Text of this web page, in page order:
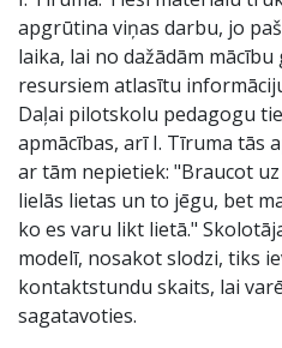
apgrūtina viņas darbu, jo
laika, lai no dažādām
resursiem atlasītu
Daļai pilotskolu pedagogu
apmācības, arī I. Tīruma tās
ar tām nepietiek: "Braucot
lielās lietas un to jēgu, bet
ko es varu likt lietā."
modelī, nosakot slodzi, tiks
kontaktstundu skaits, lai
sagatavoties.